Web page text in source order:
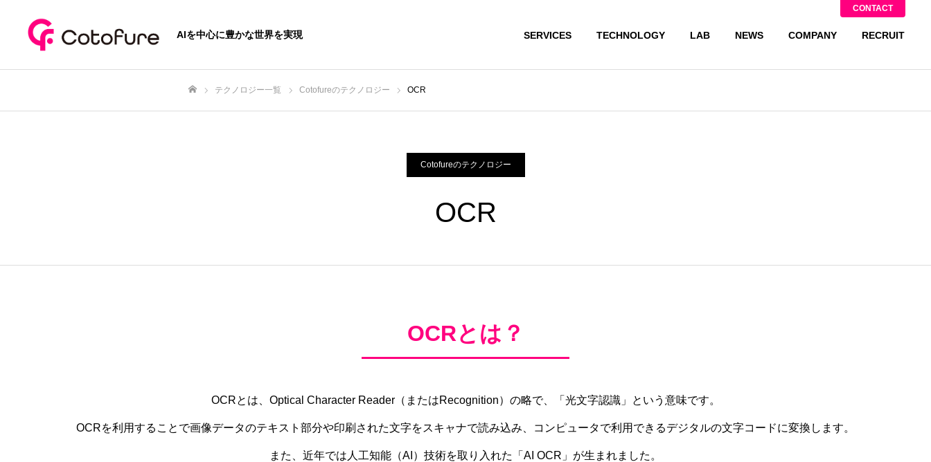
AIを中心に豊かな世界を実現 SERVICES TECHNOLOGY LAB NEWS COMPANY RECRUIT
CONTACT
テクノロジー一覧 Cotofureのテクノロジー OCR
Cotofureのテクノロジー
OCR
OCRとは？
OCRとは、Optical Character Reader（またはRecognition）の略で、「光文字認識」という意味です。
OCRを利用することで画像データのテキスト部分や印刷された文字をスキャナで読み込み、コンピュータで利用できるデジタルの文字コードに変換します。
また、近年では人工知能（AI）技術を取り入れた「AI OCR」が生まれました。